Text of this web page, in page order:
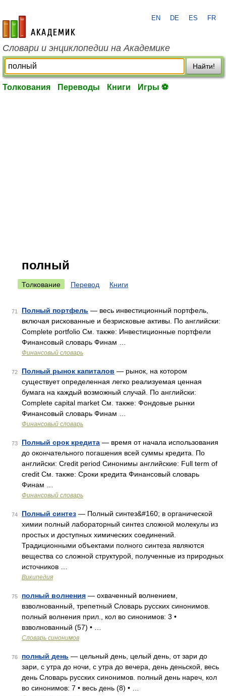
academic.ru
EN DE ES FR
Словари и энциклопедии на Академике
Найти!
Толкования Переводы Книги Игры ⚽
полный
Толкование Перевод Книги
71 Полный портфель — весь инвестиционный портфель,
включая рискованные и безрисковые активы. По английски:
Complete portfolio См. также: Инвестиционные портфели
Финансовый словарь Финам …
Финансовый словарь
72 Полный рынок капиталов — рынок, на котором
существует определенная легко реализуемая ценная
бумага на каждый возможный случай. По английски:
Complete capital market См. также: Фондовые рынки
Финансовый словарь Финам …
Финансовый словарь
73 Полный срок кредита — время от начала использования
до окончательного погашения всей суммы кредита. По
английски: Credit period Синонимы английские: Full term of
credit См. также: Сроки кредита Финансовый словарь
Финам …
Финансовый словарь
74 Полный синтез — Полный синтез&#160; в органической
химии полный лабораторный синтез сложной молекулы из
простых и доступных химических соединений.
Традиционными объектами полного синтеза являются
вещества со сложной структурой, полученные из природных
источников …
Википедия
75 полный волнения — охваченный волнением,
взволнованный, трепетный Словарь русских синонимов.
полный волнения прил., кол во синонимов: 3 •
взволнованный (57) • …
Словарь синонимов
76 полный день — цельный день, целый день, от зари до
зари, с утра до ночи, с утра до вечера, день деньской, весь
день Словарь русских синонимов. полный день нареч, кол
во синонимов: 7 • весь день (8) • …